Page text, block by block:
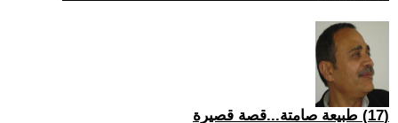
(17) طبيعة صامتة...قصة قصيرة